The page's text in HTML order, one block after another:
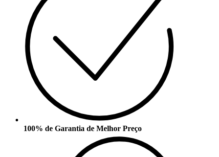
100% de Garantia de Melhor Preço